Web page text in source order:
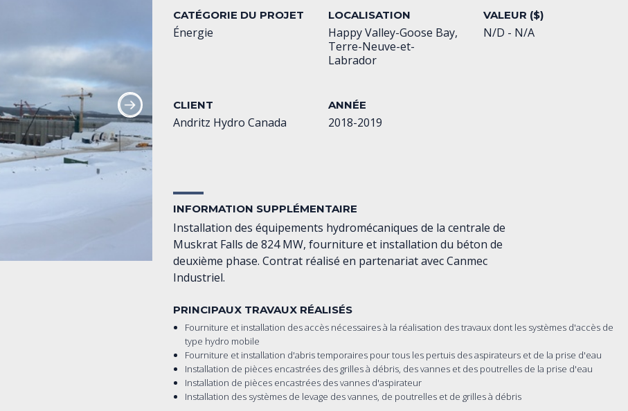
CATÉGORIE DU PROJET
Énergie
LOCALISATION
Happy Valley-Goose Bay,
Terre-Neuve-et-
Labrador
VALEUR ($)
N/D - N/A
CLIENT
Andritz Hydro Canada
ANNÉE
2018-2019
INFORMATION SUPPLÉMENTAIRE
Installation des équipements hydromécaniques de la centrale de
Muskrat Falls de 824 MW, fourniture et installation du béton de
deuxième phase. Contrat réalisé en partenariat avec Canmec
Industriel.
PRINCIPAUX TRAVAUX RÉALISÉS
Fourniture et installation des accès nécessaires à la réalisation des travaux dont les systèmes d'accès de
type hydro mobile
Fourniture et installation d'abris temporaires pour tous les pertuis des aspirateurs et de la prise d'eau
Installation de pièces encastrées des grilles à débris, des vannes et des poutrelles de la prise d'eau
Installation de pièces encastrées des vannes d'aspirateur
Installation des systèmes de levage des vannes, de poutrelles et de grilles à débris